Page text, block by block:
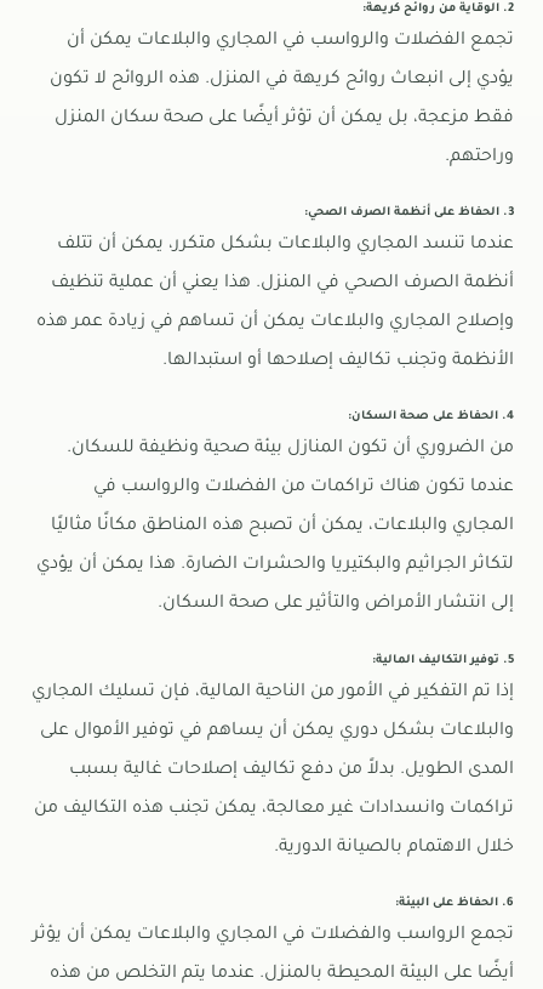
2. الوقاية من روائح كريهة:
تجمع الفضلات والرواسب في المجاري والبلاعات يمكن أن
يؤدي إلى انبعاث روائح كريهة في المنزل. هذه الروائح لا تكون
فقط مزعجة، بل يمكن أن تؤثر أيضًا على صحة سكان المنزل
وراحتهم.
3. الحفاظ على أنظمة الصرف الصحي:
عندما تنسد المجاري والبلاعات بشكل متكرر، يمكن أن تتلف
أنظمة الصرف الصحي في المنزل. هذا يعني أن عملية تنظيف
وإصلاح المجاري والبلاعات يمكن أن تساهم في زيادة عمر هذه
الأنظمة وتجنب تكاليف إصلاحها أو استبدالها.
4. الحفاظ على صحة السكان:
من الضروري أن تكون المنازل بيئة صحية ونظيفة للسكان.
عندما تكون هناك تراكمات من الفضلات والرواسب في
المجاري والبلاعات، يمكن أن تصبح هذه المناطق مكانًا مثاليًا
لتكاثر الجراثيم والبكتيريا والحشرات الضارة. هذا يمكن أن يؤدي
إلى انتشار الأمراض والتأثير على صحة السكان.
5. توفير التكاليف المالية:
إذا تم التفكير في الأمور من الناحية المالية، فإن تسليك المجاري
والبلاعات بشكل دوري يمكن أن يساهم في توفير الأموال على
المدى الطويل. بدلاً من دفع تكاليف إصلاحات غالية بسبب
تراكمات وانسدادات غير معالجة، يمكن تجنب هذه التكاليف من
خلال الاهتمام بالصيانة الدورية.
6. الحفاظ على البيئة:
تجمع الرواسب والفضلات في المجاري والبلاعات يمكن أن يؤثر
أيضًا على البيئة المحيطة بالمنزل. عندما يتم التخلص من هذه